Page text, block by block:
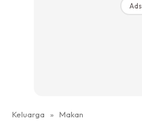
Ads
Keluarga » Makan